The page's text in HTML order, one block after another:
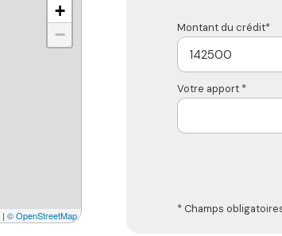
+
−
| © OpenStreetMap
Montant du crédit*
Votre apport *
* Champs